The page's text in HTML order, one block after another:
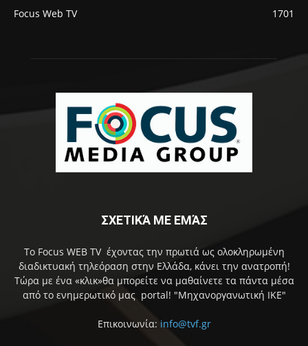
Focus Web TV
1701
ΣΧΕΤΙΚΆ ΜΕ ΕΜΆΣ
Το Focus WEB TV έχοντας την πρωτιά ως ολοκληρωμένη
διαδικτυακή τηλεόραση στην Ελλάδα, κάνει την ανατροπή!
Τώρα με ένα «κλικ»θα μπορείτε να μαθαίνετε τα πάντα μέσα
από το ενημερωτικό μας portal! "Μηχανοργανωτική ΙΚΕ"
Επικοινωνία: info@tvf.gr